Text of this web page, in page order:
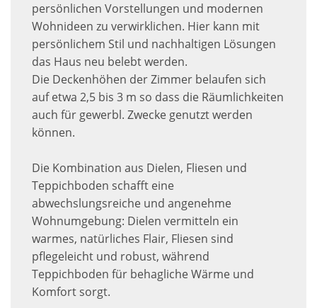
persönlichen Vorstellungen und modernen
Wohnideen zu verwirklichen. Hier kann mit
persönlichem Stil und nachhaltigen Lösungen
das Haus neu belebt werden.
Die Deckenhöhen der Zimmer belaufen sich
auf etwa 2,5 bis 3 m so dass die Räumlichkeiten
auch für gewerbl. Zwecke genutzt werden
können.
Die Kombination aus Dielen, Fliesen und
Teppichboden schafft eine
abwechslungsreiche und angenehme
Wohnumgebung: Dielen vermitteln ein
warmes, natürliches Flair, Fliesen sind
pflegeleicht und robust, während
Teppichboden für behagliche Wärme und
Komfort sorgt.